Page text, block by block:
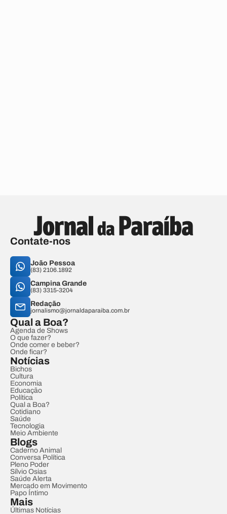
Contate-nos
João Pessoa
(83) 2106.1892
Campina Grande
(83) 3315-3204
Redação
jornalismo@jornaldaparaiba.com.br
Qual a Boa?
Agenda de Shows
O que fazer?
Onde comer e beber?
Onde ficar?
Notícias
Bichos
Cultura
Economia
Educação
Política
Qual a Boa?
Cotidiano
Saúde
Tecnologia
Meio Ambiente
Blogs
Caderno Animal
Conversa Política
Pleno Poder
Sílvio Osias
Saúde Alerta
Mercado em Movimento
Papo Íntimo
Mais
Últimas Notícias